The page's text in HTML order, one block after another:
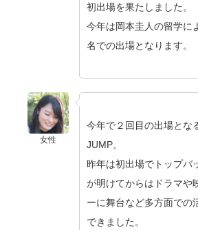
初出場を果たしました。
今年は岡本圭人の留学に
名での出場となります。
女性
今年で２回目の出場とな
JUMP。
昨年は初出場でトップバ
が明けてからはドラマや
ーに舞台など多方面での
できました。